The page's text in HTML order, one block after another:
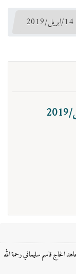
قاسم سليماني رحمة الله